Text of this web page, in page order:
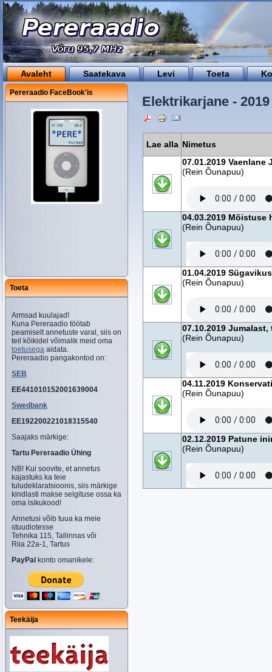
Avaleht Saatekava Levi Toeta
Pereraadio FaceBook'is
Toeta
Armsad kuulajad!
Kuna Pereraadio töötab
peamiselt annetuste varal, siis on
teil kõikidel võimalik meid oma
toetusega aidata.
Pereraadio pangakontod on:
SEB
EE441010152001639004
Swedbank
EE192200221018315540
Saajaks märkige:
Tartu Pereraadio Ühing
NB! Kui soovite, et annetus
kajastuks ka teie
tuludeklaratsioonis, siis märkige
kindlasti makse selgituse ossa ka
oma isikukood!
Annetusi võib tuua ka meie
stuudiotesse
Tehnika 115, Tallinnas või
Riia 22a-1, Tartus
PayPal konto omanikele:
Teekäija
Elektrikarjane - 2019
Lae alla Nimetus
07.01.2019 Vaenlane
(Rein Õunapuu)
04.03.2019 Mõistuse
(Rein Õunapuu)
01.04.2019
(Rein Õunapuu)
07.10.2019
(Rein Õunapuu)
04.11.2019
(Rein Õunapuu)
02.12.2019 Patune
(Rein Õunapuu)